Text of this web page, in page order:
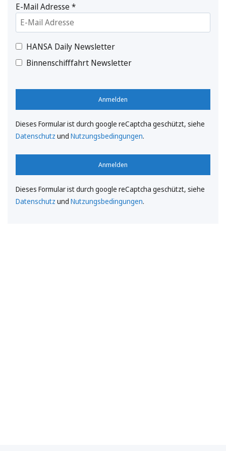
E-Mail Adresse*
HANSA Daily Newsletter
Binnenschifffahrt Newsletter
Anmelden
Dieses Formular ist durch google reCaptcha geschützt, siehe
Datenschutz und Nutzungsbedingungen.
Anmelden
Dieses Formular ist durch google reCaptcha geschützt, siehe
Datenschutz und Nutzungsbedingungen.